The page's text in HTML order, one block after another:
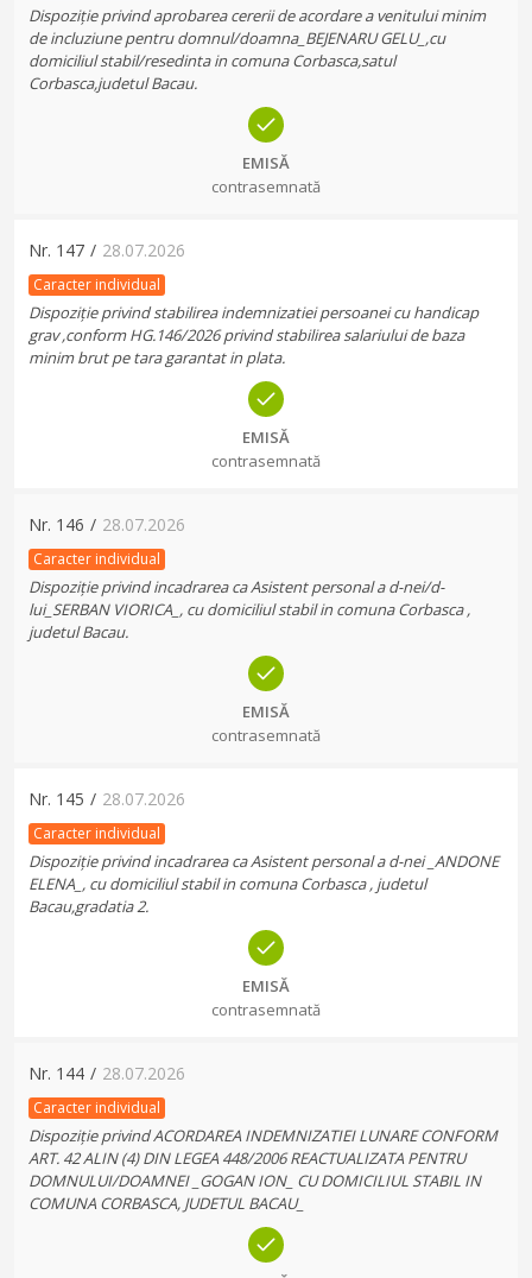
Dispoziție privind aprobarea cererii de acordare a venitului minim
de incluziune pentru domnul/doamna_BEJENARU GELU_,cu
domiciliul stabil/resedinta in comuna Corbasca,satul
Corbasca,judetul Bacau.
EMISĂ
contrasemnată
Nr. 147 / 28.07.2026
Caracter individual
Dispoziție privind stabilirea indemnizatiei persoanei cu handicap
grav ,conform HG.146/2026 privind stabilirea salariului de baza
minim brut pe tara garantat in plata.
EMISĂ
contrasemnată
Nr. 146 / 28.07.2026
Caracter individual
Dispoziție privind incadrarea ca Asistent personal a d-nei/d-
lui_SERBAN VIORICA_, cu domiciliul stabil in comuna Corbasca ,
judetul Bacau.
EMISĂ
contrasemnată
Nr. 145 / 28.07.2026
Caracter individual
Dispoziție privind incadrarea ca Asistent personal a d-nei _ANDONE
ELENA_, cu domiciliul stabil in comuna Corbasca , judetul
Bacau,gradatia 2.
EMISĂ
contrasemnată
Nr. 144 / 28.07.2026
Caracter individual
Dispoziție privind ACORDAREA INDEMNIZATIEI LUNARE CONFORM
ART. 42 ALIN (4) DIN LEGEA 448/2006 REACTUALIZATA PENTRU
DOMNULUI/DOAMNEI _GOGAN ION_ CU DOMICILIUL STABIL IN
COMUNA CORBASCA, JUDETUL BACAU_